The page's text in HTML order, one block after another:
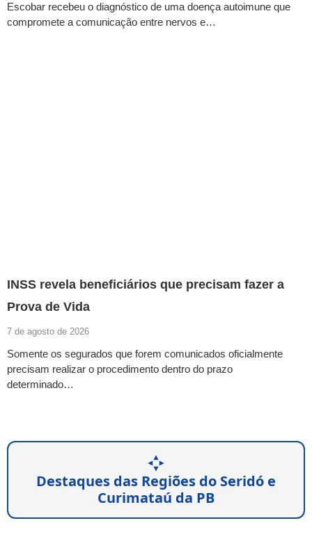
Escobar recebeu o diagnóstico de uma doença autoimune que
compromete a comunicação entre nervos e…
INSS revela beneficiários que precisam fazer a
Prova de Vida
7 de agosto de 2026
Somente os segurados que forem comunicados oficialmente
precisam realizar o procedimento dentro do prazo
determinado…
Destaques das Regiões do Seridó e
Curimataú da PB